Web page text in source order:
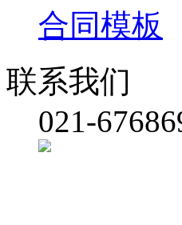
合同模板
联系我们
021-